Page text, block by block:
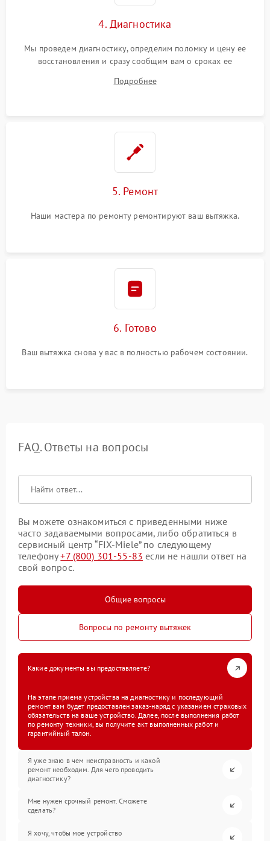
4. Диагностика
Мы проведем диагностику, определим поломку и цену ее
восстановления и сразу сообщим вам о сроках ее
Подробнее
5. Ремонт
Наши мастера по ремонту ремонтируют ваш вытяжка.
6. Готово
Ваш вытяжка снова у вас в полностью рабочем состоянии.
FAQ. Ответы на вопросы
Вы можете ознакомиться с приведенными ниже
часто задаваемыми вопросами, либо обратиться в
сервисный центр “FIX-Miele” по следующему
телефону+7 (800) 301-55-83 если не нашли ответ на
свой вопрос.
Общие вопросы
Вопросы по ремонту вытяжек
Какие документы вы предоставляете?
На этапе приема устройства на диагностику и последующий
ремонт вам будет предоставлен заказ-наряд с указанием страховых
обязательств на ваше устройство. Далее, после выполнения работ
по ремонту техники, вы получите акт выполненных работ и
гарантийный талон.
Я уже знаю в чем неисправность и какой
ремонт необходим. Для чего проводить
диагностику?
Мне нужен срочный ремонт. Сможете
сделать?
Я хочу, чтобы мое устройство